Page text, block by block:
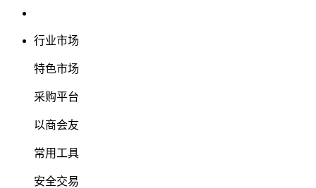
行业市场
特色市场
采购平台
以商会友
常用工具
安全交易